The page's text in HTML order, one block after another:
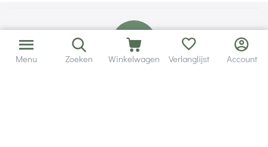
Menu Zoeken Winkelwagen Verlanglijst Account